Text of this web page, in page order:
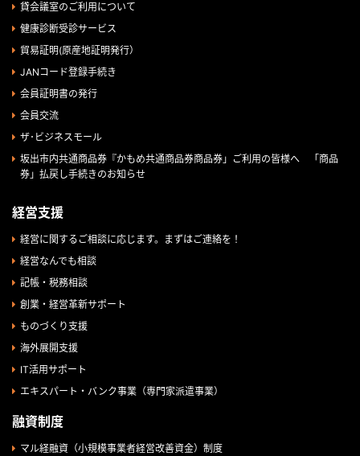
貸会議室のご利用について
健康診断受診サービス
貿易証明(原産地証明発行）
JANコード登録手続き
会員証明書の発行
会員交流
ザ･ビジネスモール
坂出市内共通商品券『かもめ共通商品券商品券」ご利用の皆様へ 「商品
券」払戻し手続きのお知らせ
経営支援
経営に関するご相談に応じます。まずはご連絡を！
経営なんでも相談
記帳・税務相談
創業・経営革新サポート
ものづくり支援
海外展開支援
IT活用サポート
エキスパート・バンク事業（専門家派遣事業）
融資制度
マル経融資（小規模事業者経営改善資金）制度